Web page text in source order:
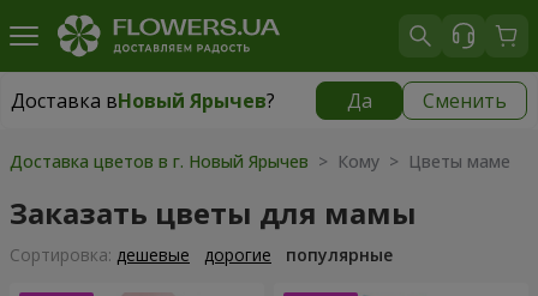
Доставка вНовый Ярычев? Да Сменить
Доставка вНовый Ярычев| бесплатно
Доставка цветов в г. Новый Ярычев > Кому > Цветы маме
Заказать цветы для мамы
Cортировка: дешевые дорогие популярные